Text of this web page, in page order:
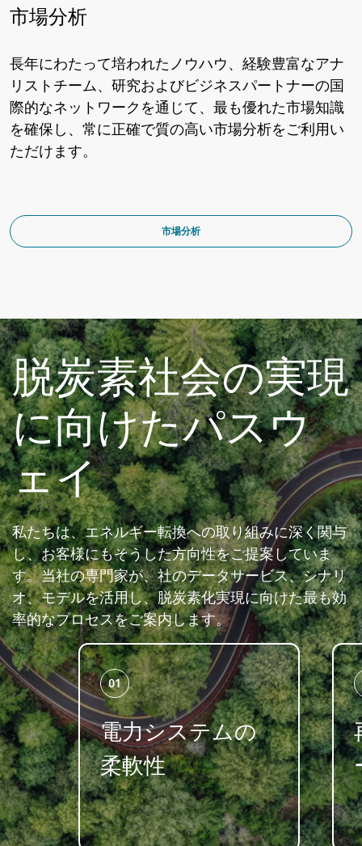
市場分析
長年にわたって培われたノウハウ、経験豊富なアナ
リストチーム、研究およびビジネスパートナーの国
際的なネットワークを通じて、最も優れた市場知識
を確保し、常に正確で質の高い市場分析をご利用い
ただけます。
市場分析
脱炭素社会の実現
に向けたパスウ
ェイ
私たちは、エネルギー転換への取り組みに深く関与
し、お客様にもそうした方向性をご提案していま
す。当社の専門家が、社のデータサービス、シナリ
オ、モデルを活用し、脱炭素化実現に向けた最も効
率的なプロセスをご案内します。
01
電力システムの
柔軟性